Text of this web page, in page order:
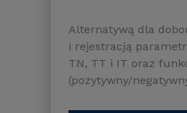
Alternatywą dla
i rejestracją
TN, TT i IT oraz
(pozytywny/